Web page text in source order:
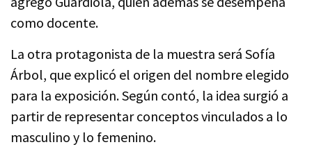
como docente.
La otra protagonista de la muestra será Sofía
Árbol, que explicó el origen del nombre elegido
para la exposición. Según contó, la idea surgió a
partir de representar conceptos vinculados a lo
masculino y lo femenino.